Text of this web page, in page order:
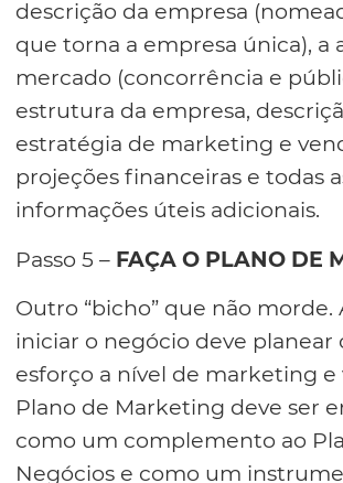
descrição da empresa
que torna a empresa única), a
mercado (concorrência e
estrutura da empresa,
estratégia de marketing e
projeções financeiras e todas
informações úteis adicionais.
Passo 5 – FAÇA O PLANO DE
Outro “bicho” que não morde.
iniciar o negócio deve planear
esforço a nível de marketing e
Plano de Marketing deve ser
como um complemento ao
Negócios e como um